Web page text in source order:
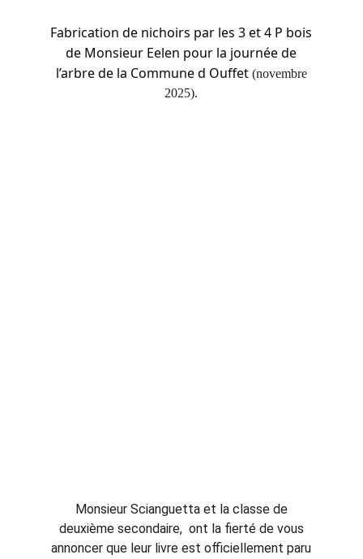
Fabrication de nichoirs par les 3 et 4 P bois
de Monsieur Eelen pour la journée de
l’arbre de la Commune d Ouffet (novembre
2025).
Monsieur Scianguetta et la classe de
deuxième secondaire, ont la fierté de vous
annoncer que leur livre est officiellement paru